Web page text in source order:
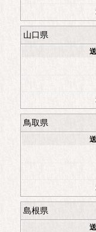
山口県
鳥取県
島根県